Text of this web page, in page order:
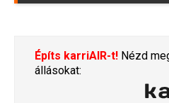
Építs karriAIR-t! Nézd
állásokat: